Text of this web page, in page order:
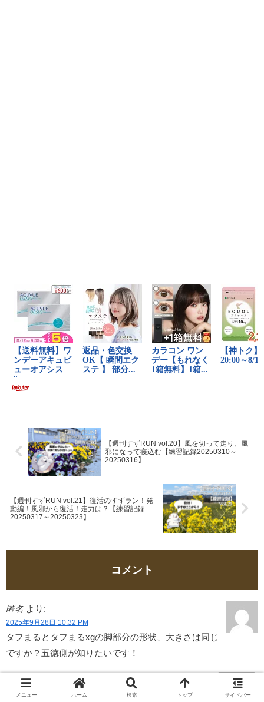
【週刊すずRUN vol.20】風を切って走り、風
邪になって寝込む【練習記録20250310～
20250316】
【週刊すずRUN vol.21】復活のすずラン！発
動編！風邪から復活！走力は？【練習記録
20250317～20250323】
コメント
匿名 より:
2025年9月28日 10:32 PM
タフまるとタフまるxgの脚部分の形状、大きさは同じ
ですか？五徳側が知りたいです！
返信
メニュー ホーム 検索 トップ サイドバー